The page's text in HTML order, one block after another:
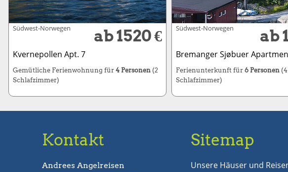
Südwest-Norwegen ab 1520 €
Kvernepollen Apt. 7
Gemütliche Ferienwohnung für 4 Personen (2
Schlafzimmer)
Südwest-Norwegen ab
Bremanger Sjøbuer
Ferienunterkunft für 6 Personen (4
Schlafzimmer)
Kontakt
Andrees Angelreisen
Sitemap
Unsere Häuser und